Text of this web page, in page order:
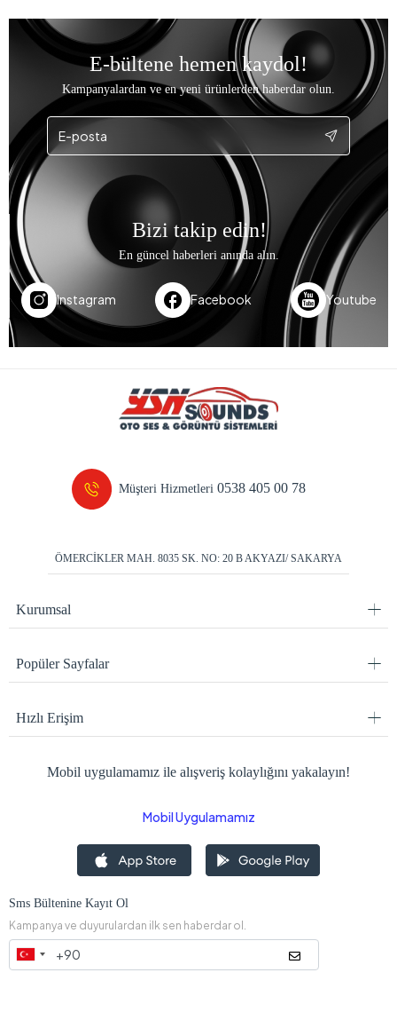
E-bültene hemen kaydol!
Kampanyalardan ve en yeni ürünlerden haberdar olun.
Bizi takip edin!
En güncel haberleri anında alın.
Instagram Facebook Youtube
Müşteri Hizmetleri0538 405 00 78
ÖMERCİKLER MAH. 8035 SK. NO: 20 B AKYAZI/ SAKARYA
Kurumsal
Popüler Sayfalar
Hızlı Erişim
Mobil uygulamamız ile alışveriş kolaylığını yakalayın!
Mobil Uygulamamız
Sms Bültenine Kayıt Ol
Kampanya ve duyurulardan ilk sen haberdar ol.